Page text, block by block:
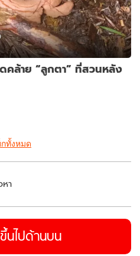
คล้าย “ลูกตา” ที่สวนหลัง
ทั้งหมด
า
นไปด้านบน